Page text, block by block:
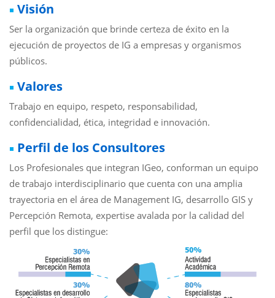
Visión
Ser la organización que brinde certeza de éxito en la
ejecución de proyectos de IG a empresas y organismos
públicos.
Valores
Trabajo en equipo, respeto, responsabilidad,
confidencialidad, ética, integridad e innovación.
Perfil de los Consultores
Los Profesionales que integran IGeo, conforman un equipo
de trabajo interdisciplinario que cuenta con una amplia
trayectoria en el área de Management IG, desarrollo GIS y
Percepción Remota, expertise avalada por la calidad del
perfil que los distingue: